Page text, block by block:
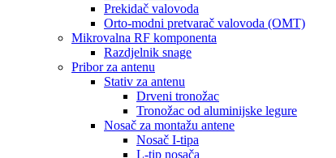
Prekidač valovoda
Orto-modni pretvarač valovoda (OMT)
Mikrovalna RF komponenta
Razdjelnik snage
Pribor za antenu
Stativ za antenu
Drveni tronožac
Tronožac od aluminijske legure
Nosač za montažu antene
Nosač I-tipa
L-tip nosača